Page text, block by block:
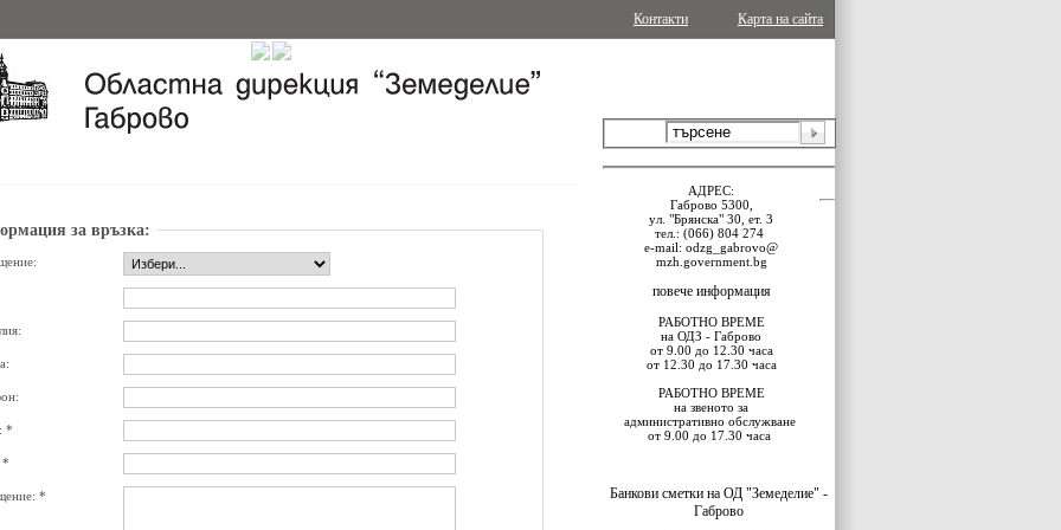
Карта на сайта
Контакти
за връзка:
*
*
*
АДРЕС:
Габрово 5300,
ул. "Брянска" 30, ет. 3
тел.: (066) 804 274
e-mail: odzg_gabrovo@
mzh.government.bg
повече информация
РАБОТНО ВРЕМЕ
на ОДЗ - Габрово
от 9.00 до 12.30 часа
от 12.30 до 17.30 часа
РАБОТНО ВРЕМЕ
на звеното за
административно обслужване
от 9.00 до 17.30 часа
Банкови сметки на ОД "Земеделие" -
Габрово